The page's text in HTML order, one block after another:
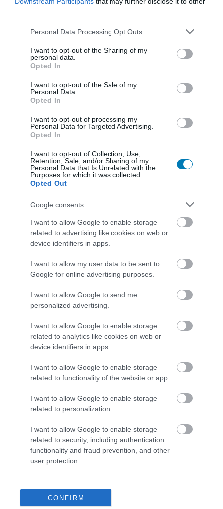
Please note that this website/app uses one or more Google
not limited to your visit or usage behaviour. You may click to
grant or deny consent to Google and its third-party tags to
use your data for below specified purposes in below Google
consent section.
Personal Data Processing Opt Outs
I want to opt-out of the Sharing of my
personal data.
Opted In
I want to opt-out of the Sale of my
Personal Data.
Opted In
I want to opt-out of processing my
Personal Data for Targeted Advertising.
Opted In
I want to opt-out of Collection, Use,
Retention, Sale, and/or Sharing of my
Personal Data that Is Unrelated with the
Purposes for which it was collected.
Opted Out
Google consents
I want to allow Google to enable storage
related to advertising like cookies on web or
device identifiers in apps.
I want to allow my user data to be sent to
Google for online advertising purposes.
I want to allow Google to send me
personalized advertising.
I want to allow Google to enable storage
related to analytics like cookies on web or
device identifiers in apps.
I want to allow Google to enable storage
related to functionality of the website or app.
I want to allow Google to enable storage
related to personalization.
I want to allow Google to enable storage
related to security, including authentication
functionality and fraud prevention, and other
user protection.
CONFIRM
Minecraft (2011) - A Creeper véletlen
születése
Sokan nem tudják, hogy a Minecraft egyik legismertebb
kabalafigurája, a csendben hátunk mögénk osonó és
felrobbanó Creeper, egy puszta kódolási hibának
köszönheti létezését. A játék atyja,
Markus "Notch"
megalkotni a Minecraft fejlesztésének korai
szakaszában, a kódban azonban véletlenül felcserélte a
modell orientációját, azaz a magasság és hossz
értékeket. A végeredmény ebből kifolyólag nem egy
négylábú állat lett, hanem egy furcsa, függőleges,
Ahelyett, hogy a félresikerült modellt törölte volna, Notch
látott benne fantáziát. Megtartotta az alakzatot, zöld
textúrát húzott rá (ehhez állítólag a játék leveleinek
kódját használta), megfosztotta a malac hangoktól,
önmegsemmisítő mechanikával. Lényegében ebből az
apró programozói tévedésből fogant a Minecraft
legikonikusabb ellenfele, amely az évek során a
popkultúra egyik megkerülhetetlen alakjává nőtte ki